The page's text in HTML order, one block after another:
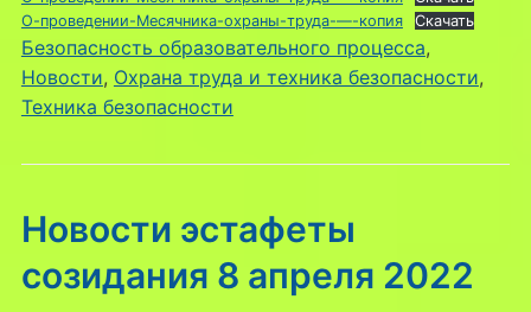
О-проведении-Месячника-охраны-труда-—-копия
Скачать
Безопасность образовательного процесса
Новости, Охрана труда и техника безопасности
Техника безопасности
Новости эстафеты
созидания 8 апреля 2022